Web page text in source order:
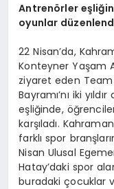
Antrenörler eşliğ
oyunlar
22 Nisan’da,
Konteyner Yaşam
ziyaret eden Team
Bayramı’nı iki
eşliğinde,
karşıladı.
farklı spor
Nisan Ulusal
Hatay’daki spor
buradaki çocuklar